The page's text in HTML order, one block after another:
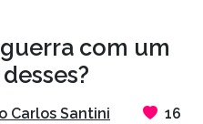
com um
Carlos Santini
16